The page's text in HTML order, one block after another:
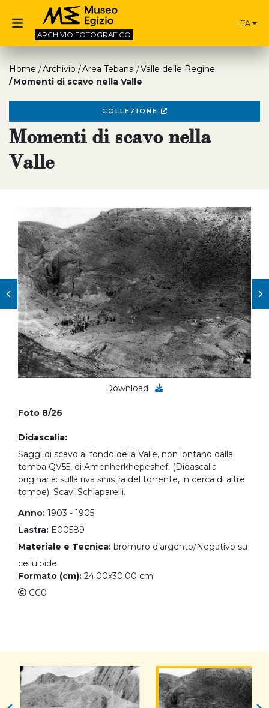
ARCHIVIO FOTOGRAFICO
ITA
Home Archivio Area Tebana
Valle delle Regine
Momenti di scavo nella Valle
COLLEZIONE
Momenti di scavo nella
Valle
Download
Foto 8/26
Didascalia:
Saggi di scavo al fondo della Valle, non lontano dalla
tomba QV55, di Amenherkhepeshef. (Didascalia
originaria: sulla riva sinistra del torrente, in cerca di altre
tombe). Scavi Schiaparelli.
Anno: 1903 - 1905
Lastra: E00589
Materiale e Tecnica: bromuro d'argento/Negativo su
celluloide
Formato (cm): 24.00x30.00 cm
CC0